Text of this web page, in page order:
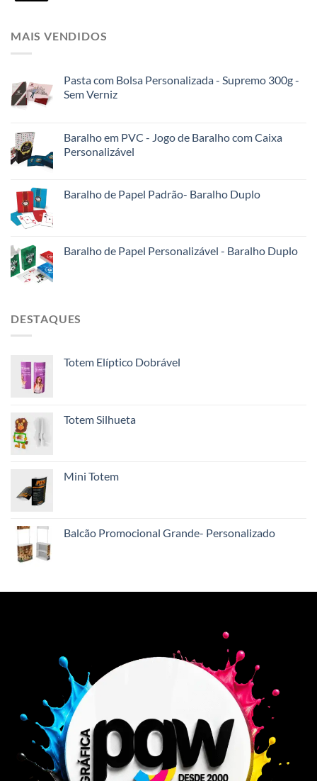
MAIS VENDIDOS
Pasta com Bolsa Personalizada - Supremo 300g -
Sem Verniz
Baralho em PVC - Jogo de Baralho com Caixa
Personalizável
Baralho de Papel Padrão- Baralho Duplo
Baralho de Papel Personalizável - Baralho Duplo
DESTAQUES
Totem Elíptico Dobrável
Totem Silhueta
Mini Totem
Balcão Promocional Grande- Personalizado